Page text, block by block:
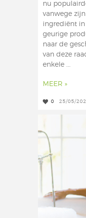
nu
vanwege
ingrediënt
geurige
naar de
van deze
enkele ...
MEER »
0 25/05/